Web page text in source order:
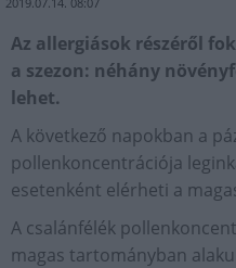
Az allergiások részéről
a szezon: néhány
lehet.
A következő napokban a
pollenkoncentrációja
esetenként elérheti a
A csalánfélék
magas tartományban